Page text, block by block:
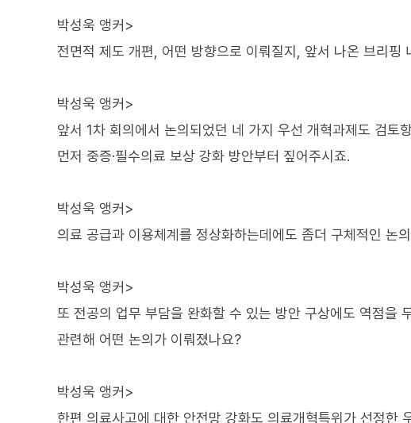
박성욱 앵커>
전면적 제도 개편, 어떤 방향으로 이뤄질지, 앞서 나온 브리핑
박성욱 앵커>
앞서 1차 회의에서 논의되었던 네 가지 우선 개혁과제도 검토
먼저 중증·필수의료 보상 강화 방안부터 짚어주시죠.
박성욱 앵커>
의료 공급과 이용체계를 정상화하는데에도 좀더 구체적인 논
박성욱 앵커>
또 전공의 업무 부담을 완화할 수 있는 방안 구상에도 역점을
관련해 어떤 논의가 이뤄졌나요?
박성욱 앵커>
한편 의료사고에 대한 안전망 강화도 의료개혁특위가 선정한